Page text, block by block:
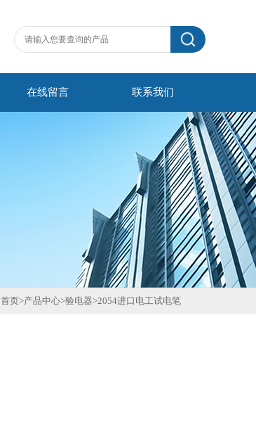
在线留言 联系我们
首页>产品中心>验电器>2054进口电工试电笔